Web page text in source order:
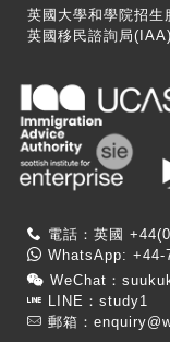
英國大學和學院招
英國移民諮詢局
電話：英國
WhatsApp: +44-
WeChat：
LINE：study1
郵箱：